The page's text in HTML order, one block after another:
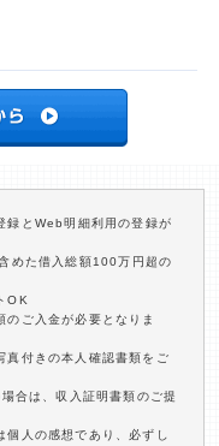
録とWeb明細利用の登録が
めた借入総額100万円超の
OK
ご入金が必要となりま
真付きの本人確認書類をご
合は、収入証明書類のご提
人の感想であり、必ずし